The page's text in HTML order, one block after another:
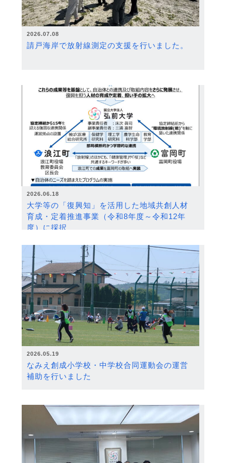
2026.07.08
請戸海岸で放射線測定の支援を行いました。
2026.06.18
大学等の「復興知」を活用した地域共創人材
育成・定着推進事業（令和8年度～令和12年
度）に採択
2026.05.19
なみえ創成小学校・中学校合同運動会の運営
補助を行いました